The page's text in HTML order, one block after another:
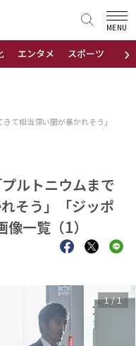
›
エンタメ スポーツ 地域
MENU
て相当深い闇が暴かれそう」
ルトニウムまで
そう」「ジッポ
一覧（1）
1/1